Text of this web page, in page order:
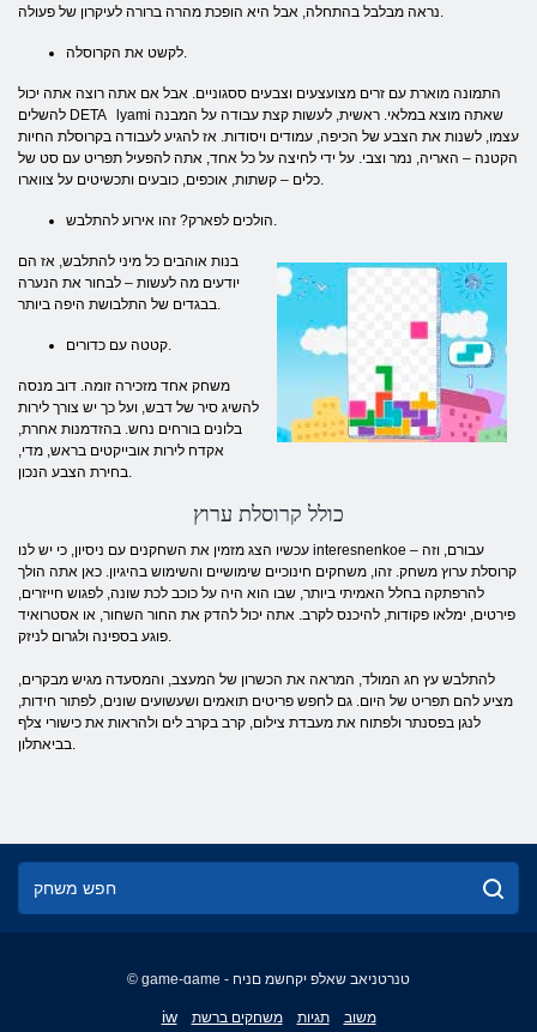
נראה מבלבל בהתחלה, אבל היא הופכת מהרה ברורה לעיקרון של פעולה.
לקשט את הקרוסלה.
התמונה מוארת עם זרים מצועצעים וצבעים ססגוניים. אבל אם אתה רוצה אתה יכול
להשלים DETA lyami שאתה מוצא במלאי. ראשית, לעשות קצת עבודה על המבנה
עצמו, לשנות את הצבע של הכיפה, עמודים ויסודות. אז להגיע לעבודה בקרוסלת החיות
הקטנה – האריה, נמר וצבי. על ידי לחיצה על כל אחד, אתה להפעיל תפריט עם סט של
כלים – קשתות, אוכפים, כובעים ותכשיטים על צווארו.
הולכים לפארק? זהו אירוע להתלבש.
בנות אוהבים כל מיני להתלבש, אז הם
יודעים מה לעשות – לבחור את הנערה
בבגדים של התלבושת היפה ביותר.
קטטה עם כדורים.
משחק אחד מזכירה זומה. דוב מנסה
להשיג סיר של דבש, ועל כך יש צורך לירות
בלונים בורחים נחש. בהזדמנות אחרת,
אקדח לירות אובייקטים בראש, מדי,
בחירת הצבע הנכון.
כולל קרוסלת ערוץ
עכשיו הצג מזמין את השחקנים עם ניסיון, כי יש לנו interesnenkoe עבורם, וזה –
קרוסלת ערוץ משחק. זהו, משחקים חינוכיים שימושיים והשימוש בהיגיון. כאן אתה הולך
להרפתקה בחלל האמיתי ביותר, שבו הוא היה על כוכב לכת שונה, לפגוש חייזרים,
פירטים, ימלאו פקודות, להיכנס לקרב. אתה יכול להדק את החור השחור, או אסטרואיד
פוגע בספינה ולגרום לניזק.
להתלבש עץ חג המולד, המראה את הכשרון של המעצב, והמסעדה מגיש מבקרים,
מציע להם תפריט של היום. גם לחפש פריטים תואמים ושעשועים שונים, לפתור חידות,
לנגן בפסנתר ולפתוח את מעבדת צילום, קרב בקרב לים ולהראות את כישורי צלף
בביאתלון.
© game-game - טנרטניאב שאלפ יקחשמ םניח
iw משחקים ברשת תגיות משוב